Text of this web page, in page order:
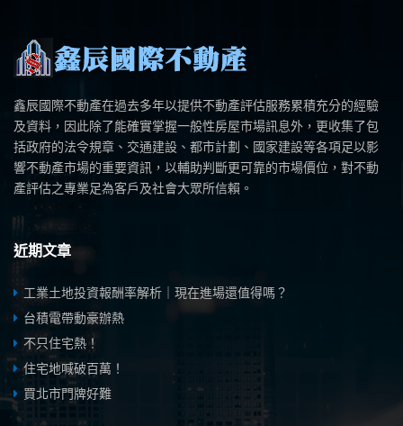
鑫辰國際不動產在過去多年以提供不動產評估服務累積充分的經驗
及資料，因此除了能確實掌握一般性房屋市場訊息外，更收集了包
括政府的法令規章、交通建設、都市計劃、國家建設等各項足以影
響不動產市場的重要資訊，以輔助判斷更可靠的市場價位，對不動
產評估之專業足為客戶及社會大眾所信賴。
近期文章
工業土地投資報酬率解析｜現在進場還值得嗎？
台積電帶動豪辦熱
不只住宅熱！
住宅地喊破百萬！
買北市門牌好難